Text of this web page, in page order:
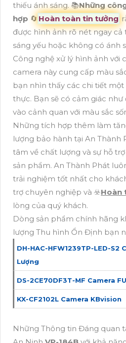
thiếu ánh sáng. 📚Những
hợp 🔄 Hoàn toàn tin tưởng
được hình ảnh rõ nét ngay cả
sáng yếu hoặc không có ánh
Công nghệ xử lý hình ảnh với
camera này cung cấp màu
bạn nhìn thấy các chi tiết một
thực. Bạn sẽ có cảm giác
vào cảnh quan với màu sắc
Những tích hợp thêm làm
lượng bảo hành tại An Thành
tâm về chất lượng và sự hỗ
sản phẩm. An Thành Phát
trải nghiệm tốt nhất cho
trợ chuyên nghiệp và ☣️Hoàn
lòng của quý khách.
Dòng sản phẩm chính hãng
lượng Thu hình Ổn Định bạn
DH-HAC-HFW1239TP-LED-S2
Lượng
DS-2CE70DF3T-MF Camera
KX-CF2102L Camera KBvision
Những Thông tin Đáng quan